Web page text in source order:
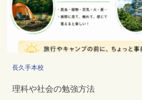
長久手本校
理科や社会の勉強方法